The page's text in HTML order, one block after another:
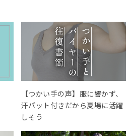
【つかい手の声】服に響かず、
汗パット付きだから夏場に活躍
しそう